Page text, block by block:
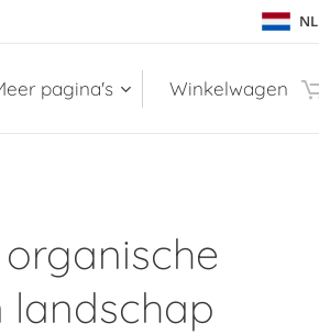
NL
pagina's Winkelwagen
landschap